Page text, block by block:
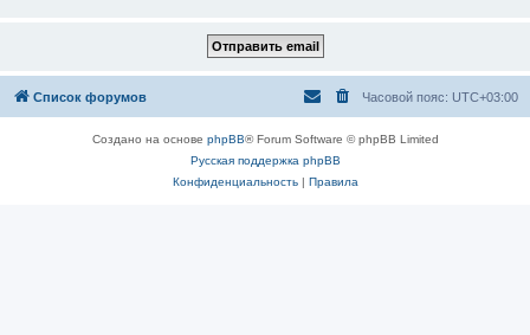
Список форумов Часовой пояс: UTC+03:00
Создано на основе phpBB® Forum Software © phpBB Limited
Русская поддержка phpBB
Конфиденциальность| Правила